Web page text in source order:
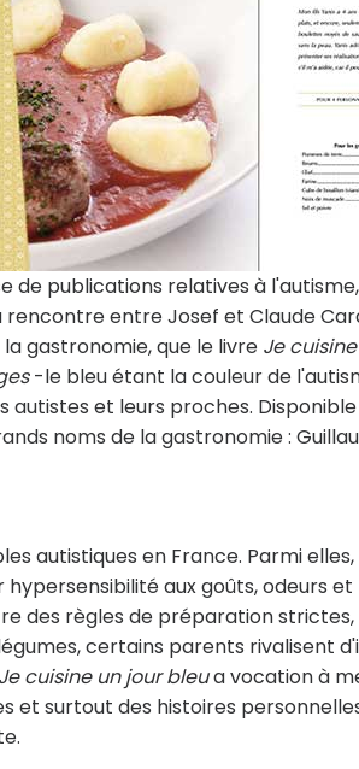
de publications relatives à
entre Josef et Claude
gastronomie, que le livre Je
-le bleu étant la couleur de
et leurs proches.
noms de la gastronomie :
autistiques en France. Parmi
aux goûts, odeurs
des règles de préparation
certains parents rivalisent
Je cuisine un jour bleua vocation à
surtout des histoires